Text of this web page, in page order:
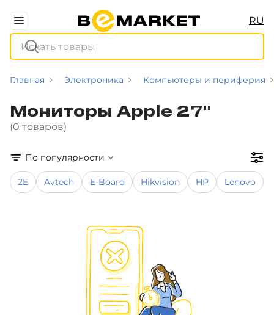
RU
Главная Электроника Компьютеры и периферия
Мониторы Apple 27"
(0 товаров)
По популярности
2E Avtech E-Board Hikvision HP Lenovo